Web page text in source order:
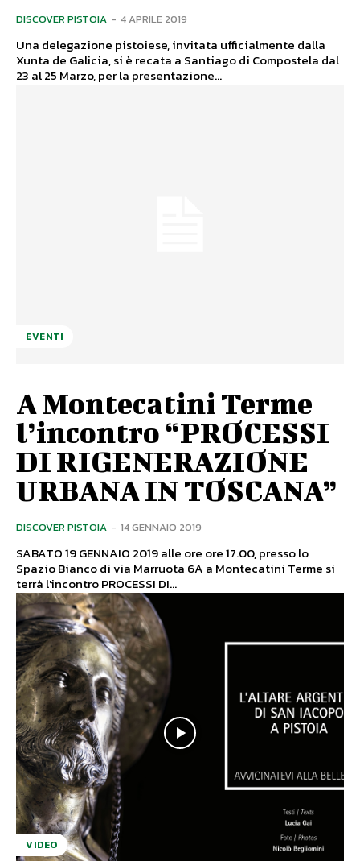
DISCOVER PISTOIA - 4 APRILE 2019
Una delegazione pistoiese, invitata ufficialmente dalla
Xunta de Galicia, si è recata a Santiago di Compostela dal
23 al 25 Marzo, per la presentazione...
EVENTI
A Montecatini Terme
l’incontro “PROCESSI
DI RIGENERAZIONE
URBANA IN TOSCANA”
DISCOVER PISTOIA - 14 GENNAIO 2019
SABATO 19 GENNAIO 2019 alle ore ore 17.00, presso lo
Spazio Bianco di via Marruota 6A a Montecatini Terme si
terrà l'incontro PROCESSI DI...
VIDEO